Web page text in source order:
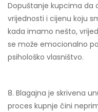
Dopuštanje kupcima da
vrijednosti i cijenu koju
kada imamo nešto,
se može emocionalno
psihološko vlasništvo.
8. Blagajna je skrivena
proces kupnje čini